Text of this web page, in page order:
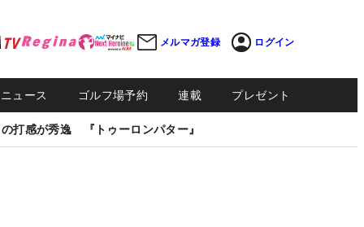
メルマガ登録 ログイン
ュース ゴルフ場予約 連載 プレゼント
打感が秀逸 『トゥーロンパター』